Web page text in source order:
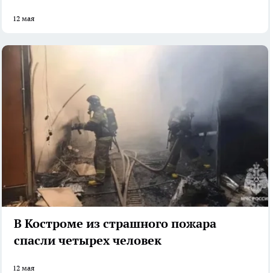
12 мая
В Костроме из страшного пожара
спасли четырех человек
12 мая